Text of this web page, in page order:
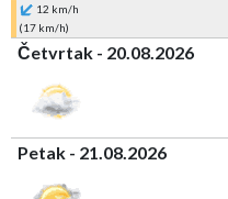
12 km/h
(17 km/h)
Četvrtak - 20.08.2026
Petak - 21.08.2026